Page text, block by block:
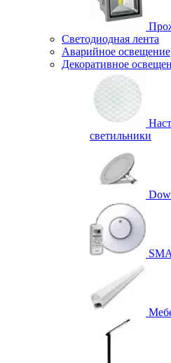
Светодиодная лента
Аварийное освещение
Декоративное
светильники